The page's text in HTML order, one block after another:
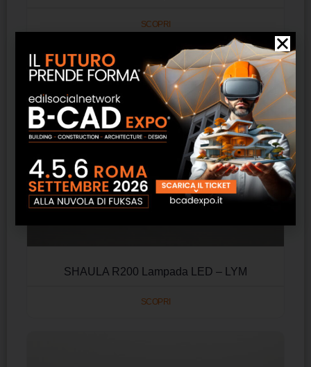
SCOPRI
SHAULA R200 Lampada LED – LYM
SCOPRI